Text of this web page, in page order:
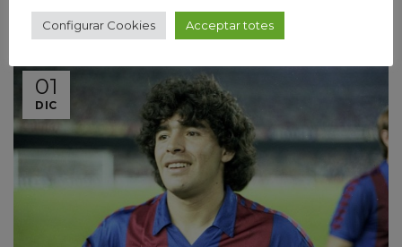
01
DIC
Configurar Cookies Acceptar totes